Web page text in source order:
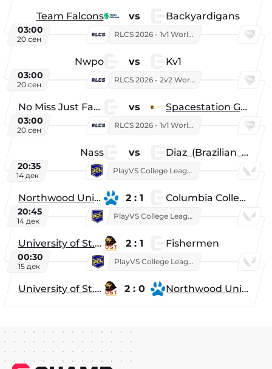
Team Falcons vs Backyardigans
03:00
20 сен
RLCS 2026 - 1v1 World Championship
Nwpo vs Kv1
03:00
20 сен
RLCS 2026 - 2v2 World Championship
No Miss Just Fake vs Spacestation Gaming
03:00
20 сен
RLCS 2026 - 1v1 World Championship
Nass vs Diaz_(Brazilian_Player)
20:35
14 дек
PlayVS College League 2025: Fall
Northwood University 2 : 1 Columbia College
20:45
14 дек
PlayVS College League 2025: Fall
University of St. Thomas 2 : 1 Fishermen
00:30
15 дек
PlayVS College League 2025: Fall
University of St. Thomas 2 : 0 Northwood University